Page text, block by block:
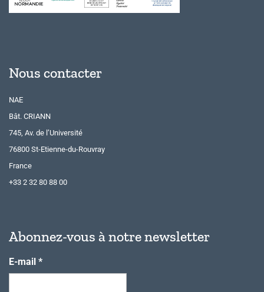
Nous contacter
NAE
Bât. CRIANN
745, Av. de l’Université
76800 St-Etienne-du-Rouvray
France
+33 2 32 80 88 00
Abonnez-vous à notre newsletter
E-mail *